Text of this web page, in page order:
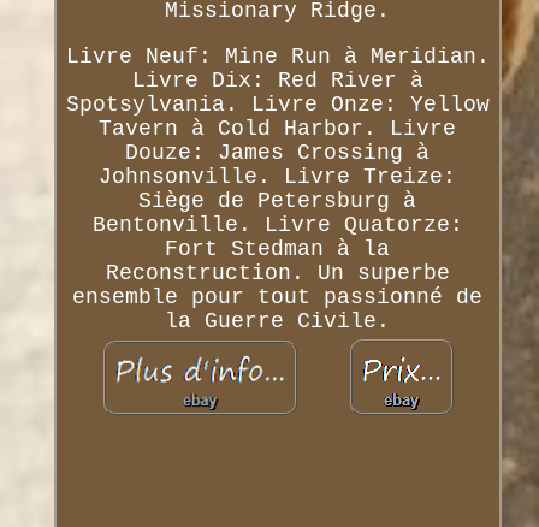
Missionary Ridge.
Livre Neuf: Mine Run à Meridian.
Livre Dix: Red River à
Spotsylvania. Livre Onze: Yellow
Tavern à Cold Harbor. Livre
Douze: James Crossing à
Johnsonville. Livre Treize:
Siège de Petersburg à
Bentonville. Livre Quatorze:
Fort Stedman à la
Reconstruction. Un superbe
ensemble pour tout passionné de
la Guerre Civile.